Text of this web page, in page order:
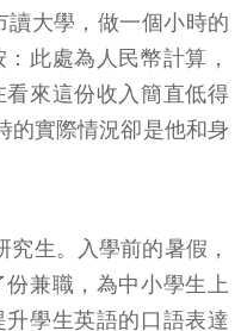
大學，做一個小時的
此處為人民幣計算，
來這份收入簡直低得
的實際情況卻是他和身
生。入學前的暑假，
兼職，為中小學生上
學生英語的口語表達